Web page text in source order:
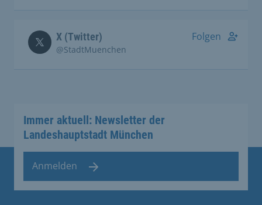
X (Twitter)
@StadtMuenchen
Folgen
Immer aktuell: Newsletter der
Landeshauptstadt München
Anmelden